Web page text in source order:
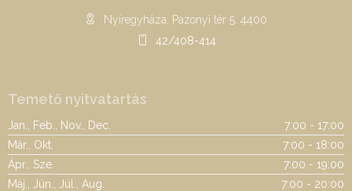
Nyíregyháza, Pazonyi tér 5. 4400
42/408-414
Temető nyitvatartás
Jan., Feb., Nov., Dec.
7:00 - 17:00
Már., Okt.
7:00 - 18:00
Ápr., Sze.
7:00 - 19:00
Máj., Jún., Júl., Aug.
7:00 - 20:00